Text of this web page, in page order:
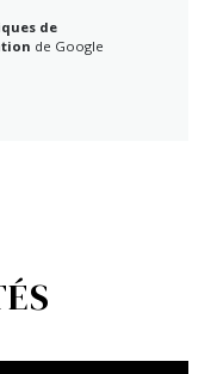
de
de Google